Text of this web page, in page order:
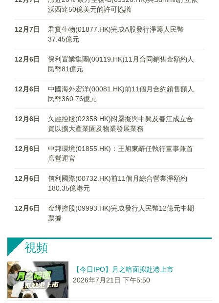
沃西達50億美元的許可協議
12月7日
君實生物(01877.HK)完成A股發行淨籌人民幣
37.45億元
12月6日
保利置業集團(00119.HK)11月合同銷售金額約人
民幣81億元
12月6日
中國海外宏洋(00081.HK)前11個月合約銷售額人
民幣360.76億元
12月6日
久融控股(02358.HK)附屬擬與中興及春江成立合
資以擴大產業園及物業發展業務
12月6日
中邦環境(01855.HK)：王旭東辭任執行董事兼首
席營運官
12月6日
信利國際(00732.HK)前11個月綜合營業淨額約
180.35億港元
12月6日
金輝控股(09993.HK)完成發行人民幣12億元中期
票據
視頻
【今日IPO】月之暗面拟赴港上市
2026年7月21日 下午5:50